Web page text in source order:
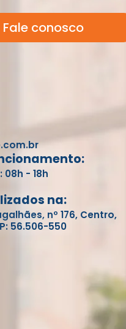
Fale conosco
08h - 18h
na:
nº 176, Centro,
56.506-550